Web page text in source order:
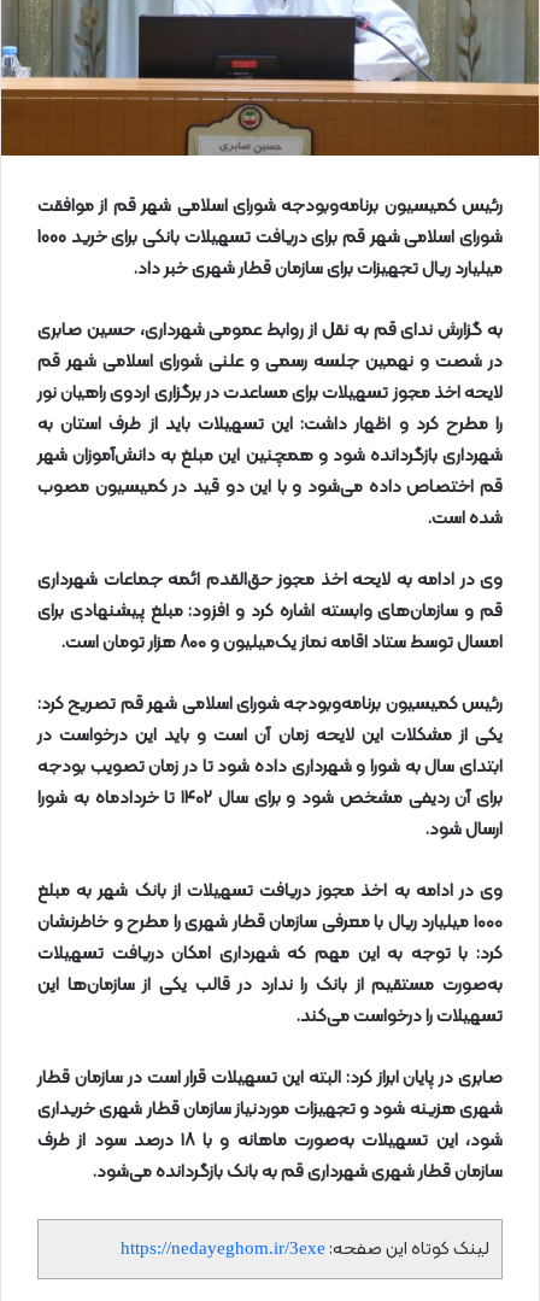
ل
رئیس کمیسیون برنامه‌وبودجه شورای اسلامی شهر قم از موافقت
شورای اسلامی شهر قم برای دریافت تسهیلات بانکی برای خرید 1000
میلیارد ریال تجهیزات برای سازمان قطار شهری خبر داد.
به گزارش ندای قم به نقل از روابط عمومی شهرداری، حسین صابری
در شصت و نهمین جلسه رسمی و علنی شورای اسلامی شهر قم
لایحه اخذ مجوز تسهیلات برای مساعدت در برگزاری اردوی راهیان نور
را مطرح کرد و اظهار داشت: این تسهیلات باید از طرف استان به
شهرداری بازگردانده شود و همچنین این مبلغ به دانش‌آموزان شهر
قم اختصاص داده می‌شود و با این دو قید در کمیسیون مصوب
شده است.
وی در ادامه به لایحه اخذ مجوز حق‌القدم ائمه جماعات شهرداری
قم و سازمان‌های وابسته اشاره کرد و افزود: مبلغ پیشنهادی برای
امسال توسط ستاد اقامه نماز یک‌میلیون و۸۰۰هزار تومان است.
رئیس کمیسیون برنامه‌وبودجه شورای اسلامی شهر قم تصریح کرد:
یکی از مشکلات این لایحه زمان آن است و باید این درخواست در
ابتدای سال به شورا و شهرداری داده شود تا در زمان تصویب بودجه
برای آن ردیفی مشخص شود و برای سال ۱۴۰۲ تا خردادماه به شورا
ارسال شود.
وی در ادامه به اخذ مجوز دریافت تسهیلات از بانک شهر به مبلغ
۱۰۰۰میلیارد ریال با معرفی سازمان قطار شهری را مطرح و خاطرنشان
کرد: با توجه به این مهم که شهرداری امکان دریافت تسهیلات
به‌صورت مستقیم از بانک را ندارد در قالب یکی از سازمان‌ها این
تسهیلات را درخواست می‌کند.
صابری در پایان ابراز کرد: البته این تسهیلات قرار است در سازمان قطار
شهری هزینه شود و تجهیزات موردنیاز سازمان قطار شهری خریداری
شود، این تسهیلات به‌صورت ماهانه و با۱۸درصد سود از طرف
سازمان قطار شهری شهرداری قم به بانک بازگردانده می‌شود.
لینک کوتاه این صفحه: https://nedayeghom.ir/3exe